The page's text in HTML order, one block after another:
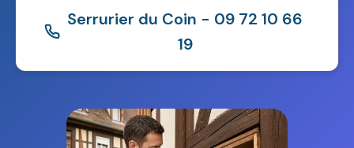
Serrurier du Coin - 09 72 10 66
19